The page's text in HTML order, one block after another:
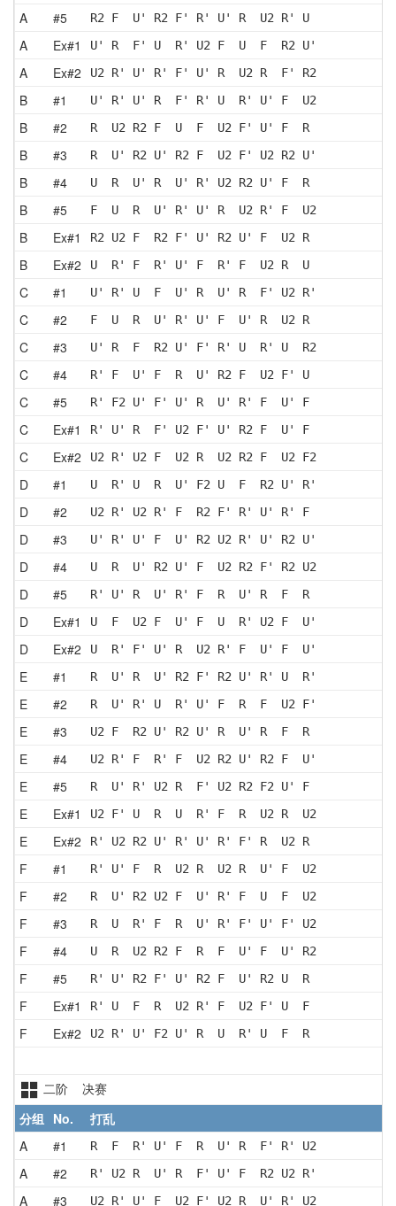
A #5 R2 F  U' R2 F' R' U' R  U2 R' U
A Ex#1 U' R  F' U  R' U2 F  U  F  R2 U'
A Ex#2 U2 R' U' R' F' U' R  U2 R  F' R2
B #1 U' R' U' R  F' R' U  R' U' F  U2
B #2 R  U2 R2 F  U  F  U2 F' U' F  R
B #3 R  U' R2 U' R2 F  U2 F' U2 R2 U'
B #4 U  R  U' R  U' R' U2 R2 U' F  R
B #5 F  U  R  U' R' U' R  U2 R' F  U2
B Ex#1 R2 U2 F  R2 F' U' R2 U' F  U2 R
B Ex#2 U  R' F  R' U' F  R' F  U2 R  U
C #1 U' R' U  F  U' R  U' R  F' U2 R'
C #2 F  U  R  U' R' U' F  U' R  U2 R
C #3 U' R  F  R2 U' F' R' U  R' U  R2
C #4 R' F  U' F  R  U' R2 F  U2 F' U
C #5 R' F2 U' F' U' R  U' R' F  U' F
C Ex#1 R' U' R  F' U2 F' U' R2 F  U' F
C Ex#2 U2 R' U2 F  U2 R  U2 R2 F  U2 F2
D #1 U  R' U  R  U' F2 U  F  R2 U' R'
D #2 U2 R' U2 R' F  R2 F' R' U' R' F
D #3 U' R' U' F  U' R2 U2 R' U' R2 U'
D #4 U  R  U' R2 U' F  U2 R2 F' R2 U2
D #5 R' U' R  U' R' F  R  U' R  F  R
D Ex#1 U  F  U2 F  U' F  U  R' U2 F  U'
D Ex#2 U  R' F' U' R  U2 R' F  U' F  U'
E #1 R  U' R  U' R2 F' R2 U' R' U  R'
E #2 R  U' R' U  R' U' F  R  F  U2 F'
E #3 U2 F  R2 U' R2 U' R  U' R  F  R
E #4 U2 R' F  R' F  U2 R2 U' R2 F  U'
E #5 R  U' R' U2 R  F' U2 R2 F2 U' F
E Ex#1 U2 F' U  R  U  R' F  R  U2 R  U2
E Ex#2 R' U2 R2 U' R' U' R' F' R  U2 R
F #1 R' U' F  R  U2 R  U2 R  U' F  U2
F #2 R  U' R2 U2 F  U' R' F  U  F  U2
F #3 R  U  R' F  R  U' R' F' U' F' U2
F #4 U  R  U2 R2 F  R  F  U' F  U' R2
F #5 R' U' R2 F' U' R2 F  U' R2 U  R
F Ex#1 R' U  F  R  U2 R' F  U2 F' U  F
F Ex#2 U2 R' U' F2 U' R  U  R' U  F  R
二阶 决赛
分组 No.
打乱
A
#1 R  F  R' U' F  R  U' R  F' R' U2
A #2 R' U2 R  U' R  F' U' F  R2 U2 R'
A #3 U2 R' U' F  U2 F' U2 R  U' R' U2